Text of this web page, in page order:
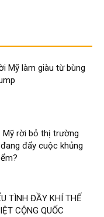
Mỹ làm giàu từ bùng
Mỹ rời bỏ thị trường
đẩy cuộc khủng
TÌNH ĐẦY KHÍ THẾ
CỘNG QUỐC